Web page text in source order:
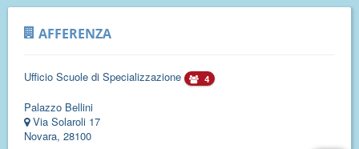
AFFERENZA
Ufficio Scuole di Specializzazione 4
Palazzo Bellini
Via Solaroli 17
Novara, 28100